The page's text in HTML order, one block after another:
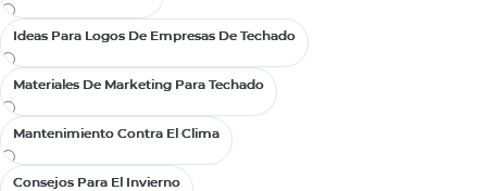
Ideas Para Logos De Empresas De Techado
Ideas Para Logos De Empresas De Techado
Materiales De Marketing Para Techado
Materiales De Marketing Para Techado
Mantenimiento Contra El Clima
Mantenimiento Contra El Clima
Consejos Para El Invierno
Consejos Para El Invierno